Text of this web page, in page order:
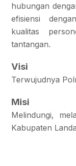
hubungan
efisiensi
kualitas
tantangan.
Visi
Terwujudnya
Misi
Melindungi,
Kabupaten